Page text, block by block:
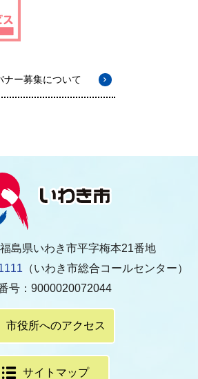
ナー募集について
島県いわき市平字梅本21番地
（いわき市総合コールセンター）
号：9000020072044
市役所へのアクセス
サイトマップ